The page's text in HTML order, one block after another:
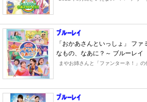
「おかあさんといっしょ」 フ
なもの、なあに？～ ブルーレイ
まやお姉さんと「ファンターネ！」の